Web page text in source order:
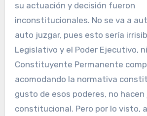
su actuación y decisión fueron
inconstitucionales. No se va a
auto juzgar, pues esto sería
Legislativo y el Poder Ejecutivo,
Constituyente Permanente
acomodando la normativa
gusto de esos poderes, no
constitucional. Pero por lo visto,